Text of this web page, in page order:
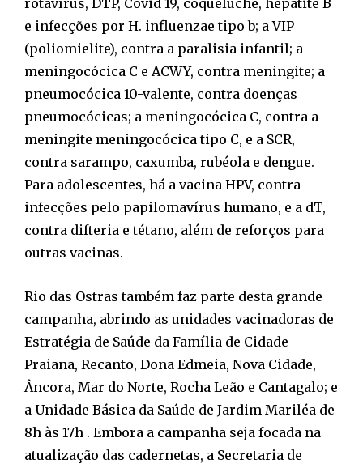
rotavírus, DTP, Covid 19, coqueluche, hepatite B
e infecções por H. influenzae tipo b; a VIP
(poliomielite), contra a paralisia infantil; a
meningocócica C e ACWY, contra meningite; a
pneumocócica 10-valente, contra doenças
pneumocócicas; a meningocócica C, contra a
meningite meningocócica tipo C, e a SCR,
contra sarampo, caxumba, rubéola e dengue.
Para adolescentes, há a vacina HPV, contra
infecções pelo papilomavírus humano, e a dT,
contra difteria e tétano, além de reforços para
outras vacinas.
Rio das Ostras também faz parte desta grande
campanha, abrindo as unidades vacinadoras de
Estratégia de Saúde da Família de Cidade
Praiana, Recanto, Dona Edmeia, Nova Cidade,
Âncora, Mar do Norte, Rocha Leão e Cantagalo; e
a Unidade Básica da Saúde de Jardim Mariléa de
8h às 17h . Embora a campanha seja focada na
atualização das cadernetas, a Secretaria de